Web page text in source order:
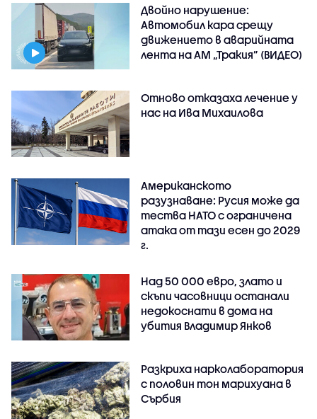
Двойно нарушение:
Автомобил кара срещу
движението в аварийната
лента на АМ „Тракия” (ВИДЕО)
Отново отказаха лечение у
нас на Ива Михаилова
Американското
разузнаване: Русия може да
тества НАТО с ограничена
атака от тази есен до 2029
г.
Над 50 000 евро, злато и
скъпи часовници останали
недокоснати в дома на
убития Владимир Янков
Разкриха нарколаборатория
с половин тон марихуана в
Сърбия